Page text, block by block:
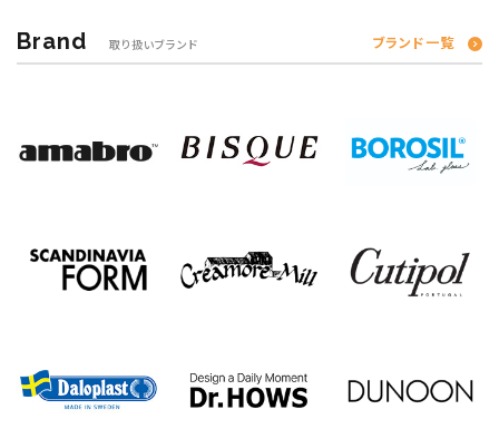
Brand 取り扱いブランド ブランド一覧